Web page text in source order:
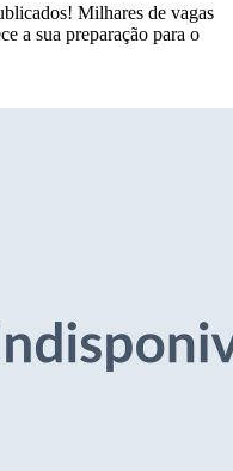
Milhares de vagas
a sua preparação para o